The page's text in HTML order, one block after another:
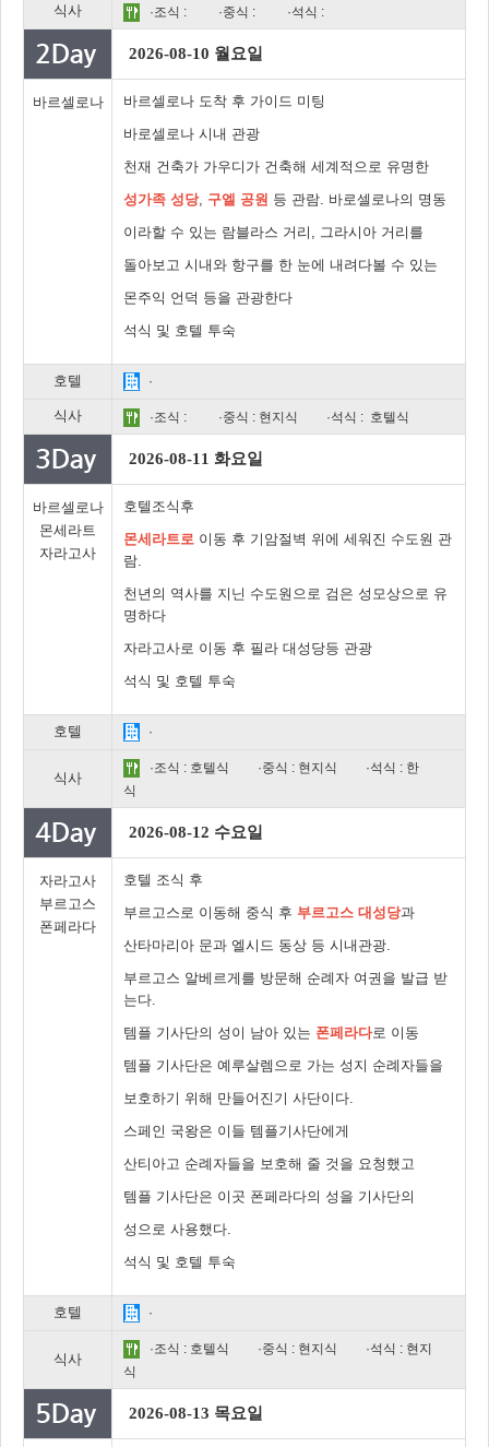
식사 ·조식 : ·중식 : ·석식 :
2026-08-10 월요일
바르셀로나
바르셀로나 도착 후 가이드 미팅
바로셀로나 시내 관광
천재 건축가 가우디가 건축해 세계적으로 유명한
성가족 성당, 구엘 공원 등 관람. 바로셀로나의 명동
이라할 수 있는 람블라스 거리, 그라시아 거리를
돌아보고 시내와 항구를 한 눈에 내려다볼 수 있는
몬주익 언덕 등을 관광한다
석식 및 호텔 투숙
호텔 ·
식사 ·조식 : ·중식 : 현지식 ·석식 : 호텔식
2026-08-11 화요일
바르셀로나
몬세라트
자라고사
호텔조식후
몬세라트로 이동 후 기암절벽 위에 세워진 수도원 관
람.
천년의 역사를 지닌 수도원으로 검은 성모상으로 유
명하다
자라고사로 이동 후 필라 대성당등 관광
석식 및 호텔 투숙
호텔 ·
식사
·조식 : 호텔식 ·중식 : 현지식
·석식 : 한
식
2026-08-12 수요일
자라고사
부르고스
폰페라다
호텔 조식 후
부르고스로 이동해 중식 후 부르고스 대성당과
산타마리아 문과 엘시드 동상 등 시내관광.
부르고스 알베르게를 방문해 순례자 여권을 발급 받
는다.
템플 기사단의 성이 남아 있는 폰페라다로 이동
템플 기사단은 예루살렘으로 가는 성지 순례자들을
보호하기 위해 만들어진기 사단이다.
스페인 국왕은 이들 템플기사단에게
산티아고 순례자들을 보호해 줄 것을 요청했고
템플 기사단은 이곳 폰페라다의 성을 기사단의
성으로 사용했다.
석식 및 호텔 투숙
호텔 ·
식사
·조식 : 호텔식 ·중식 : 현지식
·석식 : 현지
식
2026-08-13 목요일